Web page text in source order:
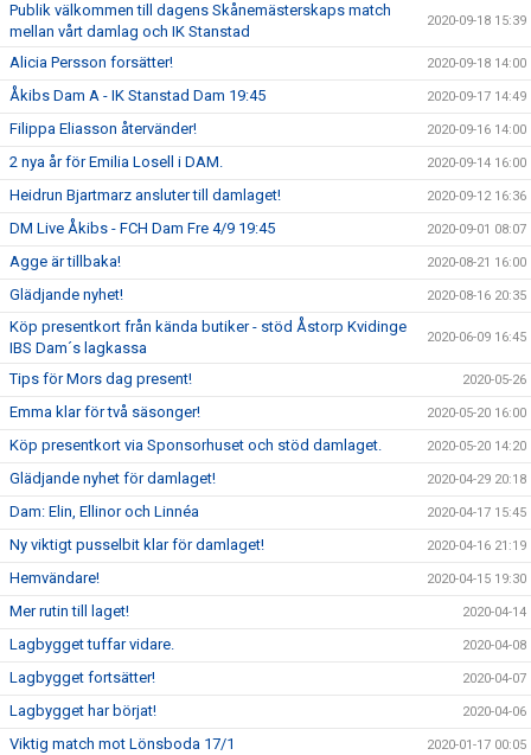
Publik välkommen till dagens Skånemästerskaps match
mellan vårt damlag och IK Stanstad
2020-09-18 15:39
Alicia Persson forsätter! 2020-09-18 14:00
Åkibs Dam A - IK Stanstad Dam 19:45 2020-09-17 14:49
Filippa Eliasson återvänder! 2020-09-16 14:00
2 nya år för Emilia Losell i DAM. 2020-09-14 16:00
Heidrun Bjartmarz ansluter till damlaget! 2020-09-12 16:36
DM Live Åkibs - FCH Dam Fre 4/9 19:45 2020-09-01 08:07
Agge är tillbaka! 2020-08-21 16:00
Glädjande nyhet! 2020-08-16 20:35
Köp presentkort från kända butiker - stöd Åstorp Kvidinge
IBS Dam´s lagkassa
2020-06-09 16:45
Tips för Mors dag present! 2020-05-26
Emma klar för två säsonger! 2020-05-20 16:00
Köp presentkort via Sponsorhuset och stöd damlaget. 2020-05-20 14:20
Glädjande nyhet för damlaget! 2020-04-29 20:18
Dam: Elin, Ellinor och Linnéa 2020-04-17 15:45
Ny viktigt pusselbit klar för damlaget! 2020-04-16 21:19
Hemvändare! 2020-04-15 19:30
Mer rutin till laget! 2020-04-14
Lagbygget tuffar vidare. 2020-04-08
Lagbygget fortsätter! 2020-04-07
Lagbygget har börjat! 2020-04-06
Viktig match mot Lönsboda 17/1 2020-01-17 00:05